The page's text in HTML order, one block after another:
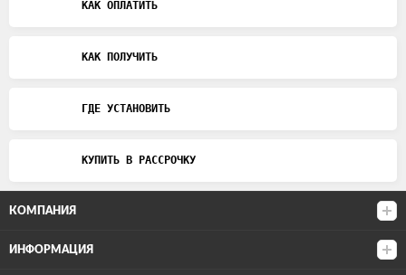
КАК ОПЛАТИТЬ
КАК ПОЛУЧИТЬ
ГДЕ УСТАНОВИТЬ
КУПИТЬ В РАССРОЧКУ
КОМПАНИЯ
ИНФОРМАЦИЯ